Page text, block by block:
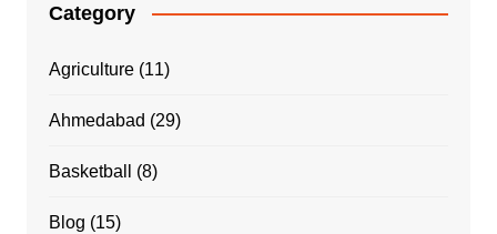
Category
Agriculture(11)
Ahmedabad (29)
Basketball (8)
Blog (15)